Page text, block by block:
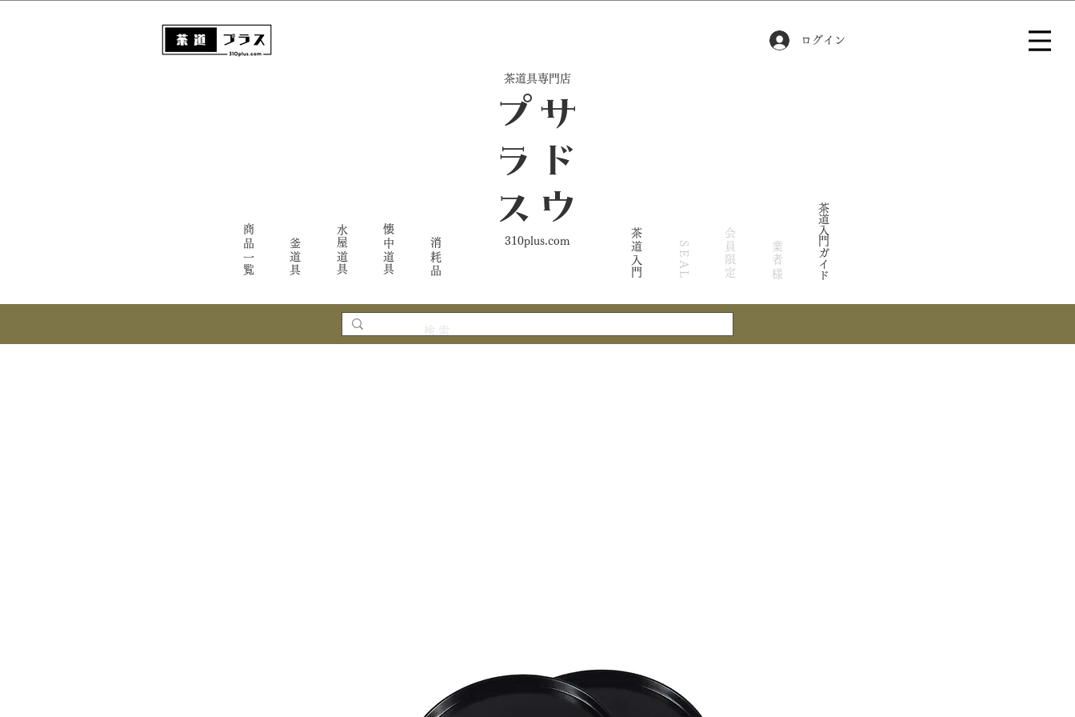
ログイン
​茶道具専門店
商品一覧 釜道具 水屋道具 懐中道具 消耗品
サ
ド
ウ
プ
ラ
ス
310plus.com 茶道入門 SEAL 会員限定 業者様 茶道入門ガイド